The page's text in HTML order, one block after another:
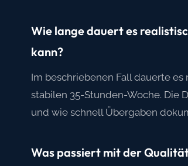
Wie lange dauert es
kann?
Im beschriebenen Fall dauerte
stabilen 35-Stunden-Woche. Die
und wie schnell Übergaben
Was passiert mit der